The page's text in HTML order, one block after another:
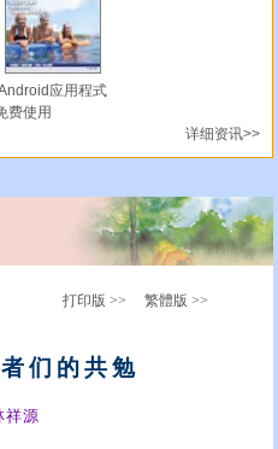
应用程式
费使用
详细资讯>>
打印版 >> 繁體版 >>
们的共勉
祥源